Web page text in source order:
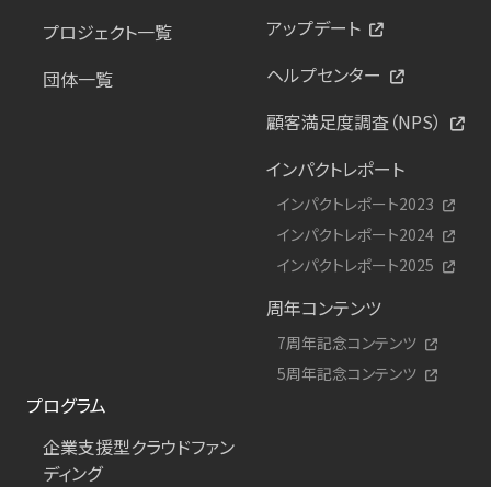
プロジェクト一覧
団体一覧
アップデート
ヘルプセンター
顧客満足度調査（NPS）
インパクトレポート
インパクトレポート2023
インパクトレポート2024
インパクトレポート2025
周年コンテンツ
7周年記念コンテンツ
5周年記念コンテンツ
プログラム
企業支援型クラウドファン
ディング